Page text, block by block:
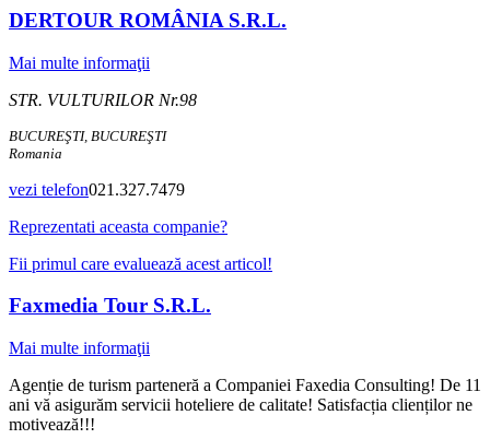
DERTOUR ROMÂNIA S.R.L.
Mai multe informaţii
STR. VULTURILOR Nr.98
BUCUREŞTI, BUCUREŞTI
Romania
vezi telefon021.327.7479
Reprezentati aceasta companie?
Fii primul care evaluează acest articol!
Faxmedia Tour S.R.L.
Mai multe informaţii
Agenție de turism parteneră a Companiei Faxedia Consulting! De 11
ani vă asigurăm servicii hoteliere de calitate! Satisfacția clienților ne
motivează!!!